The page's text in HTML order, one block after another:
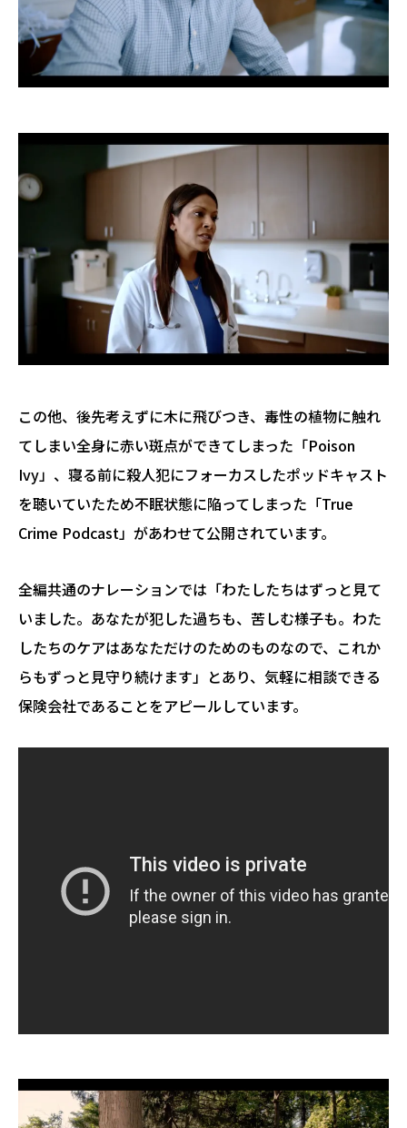
この他、後先考えずに木に飛びつき、毒性の植物に触れ
てしまい全身に赤い斑点ができてしまった「Poison
Ivy」、寝る前に殺人犯にフォーカスしたポッドキャスト
を聴いていたため不眠状態に陥ってしまった「True
Crime Podcast」があわせて公開されています。
全編共通のナレーションでは「わたしたちはずっと見て
いました。あなたが犯した過ちも、苦しむ様子も。わた
したちのケアはあなただけのためのものなので、これか
らもずっと見守り続けます」とあり、気軽に相談できる
保険会社であることをアピールしています。